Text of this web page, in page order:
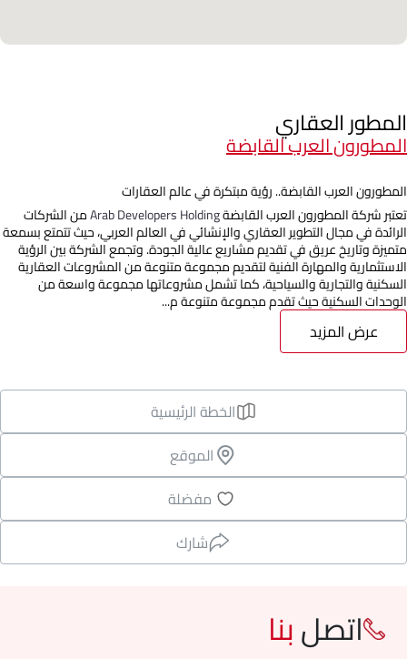
المطور العقاري
المطورون العرب القابضة
المطورون العرب القابضة.. رؤية مبتكرة في عالم العقارات
تعتبر شركة المطورون العرب القابضةArab Developers Holdingمن الشركات
الرائدة في مجال التطوير العقاري والإنشائي في العالم العربي، حيث تتمتع بسمعة
متميزة وتاريخ عريق في تقديم مشاريع عالية الجودة. وتجمع الشركة بين الرؤية
الاستثمارية والمهارة الفنية لتقديم مجموعة متنوعة من المشروعات العقارية
السكنية والتجارية والسياحية، كما تشمل مشروعاتها مجموعة واسعة من
الوحدات السكنية حيث تقدم مجموعة متنوعة م...
عرض المزيد
الخطة الرئيسية
الموقع
مفضلة
شارك
اتصلبنا